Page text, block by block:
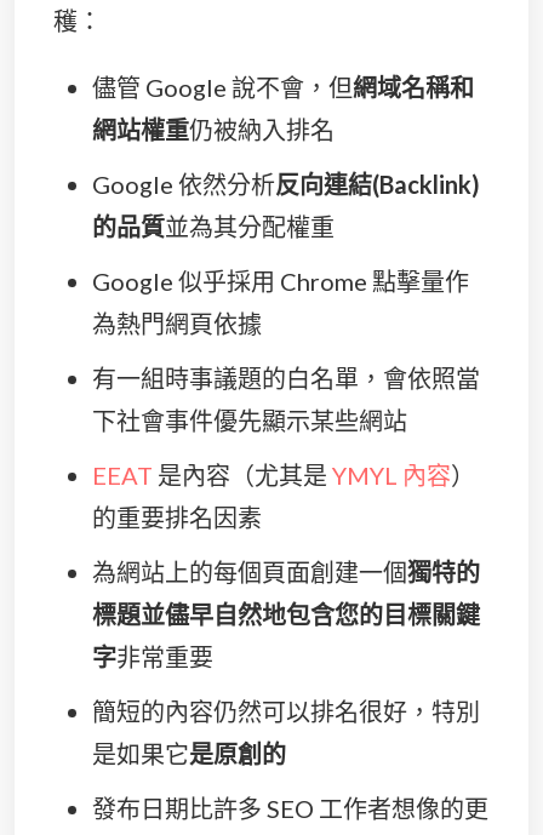
穫：
儘管 Google 說不會，但網域名稱和
網站權重仍被納入排名
Google 依然分析反向連結(Backlink)
的品質並為其分配權重
Google 似乎採用 Chrome 點擊量作
為熱門網頁依據
有一組時事議題的白名單，會依照當
下社會事件優先顯示某些網站
EEAT 是內容（尤其是 YMYL 內容）
的重要排名因素
為網站上的每個頁面創建一個獨特的
標題並儘早自然地包含您的目標關鍵
字非常重要
簡短的內容仍然可以排名很好，特別
是如果它是原創的
發布日期比許多 SEO 工作者想像的更